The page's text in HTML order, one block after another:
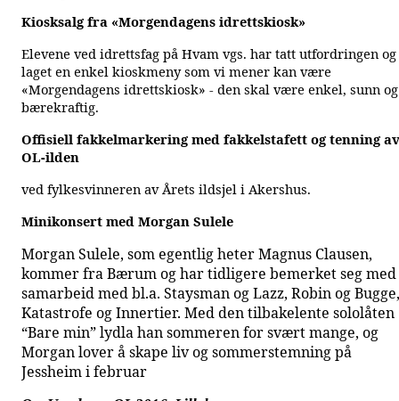
Kiosksalg fra «Morgendagens idrettskiosk»
Elevene ved idrettsfag på Hvam vgs. har tatt utfordringen og
laget en enkel kioskmeny som vi mener kan være
«Morgendagens idrettskiosk» - den skal være enkel, sunn og
bærekraftig.
Offisiell fakkelmarkering med fakkelstafett og tenning av
OL-ilden
ved fylkesvinneren av Årets ildsjel i Akershus.
Minikonsert med Morgan Sulele
Morgan Sulele, som egentlig heter Magnus Clausen,
kommer fra Bærum og har tidligere bemerket seg med
samarbeid med bl.a. Staysman og Lazz, Robin og Bugge,
Katastrofe og Innertier. Med den tilbakelente sololåten
“Bare min” lydla han sommeren for svært mange, og
Morgan lover å skape liv og sommerstemning på
Jessheim i februar